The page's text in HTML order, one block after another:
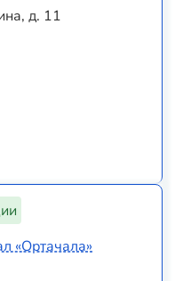
д. 11
«Ортачала»